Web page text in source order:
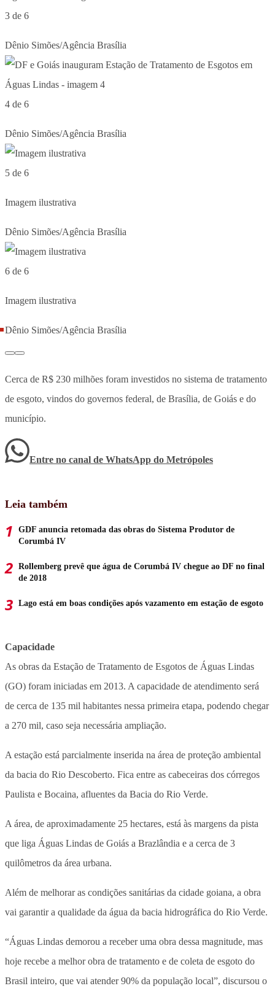
3 de 6
Dênio Simões/Agência Brasília
4 de 6
Dênio Simões/Agência Brasília
5 de 6
Imagem ilustrativa
Dênio Simões/Agência Brasília
6 de 6
Imagem ilustrativa
Dênio Simões/Agência Brasília
Cerca de R$ 230 milhões foram investidos no sistema de tratamento
de esgoto, vindos do governos federal, de Brasília, de Goiás e do
município.
Entre no canal de WhatsApp do Metrópoles
Leia também
GDF anuncia retomada das obras do Sistema Produtor de
Corumbá IV
Rollemberg prevê que água de Corumbá IV chegue ao DF no final
de 2018
Lago está em boas condições após vazamento em estação de esgoto
Capacidade
As obras da Estação de Tratamento de Esgotos de Águas Lindas
(GO) foram iniciadas em 2013. A capacidade de atendimento será
de cerca de 135 mil habitantes nessa primeira etapa, podendo chegar
a 270 mil, caso seja necessária ampliação.
A estação está parcialmente inserida na área de proteção ambiental
da bacia do Rio Descoberto. Fica entre as cabeceiras dos córregos
Paulista e Bocaina, afluentes da Bacia do Rio Verde.
A área, de aproximadamente 25 hectares, está às margens da pista
que liga Águas Lindas de Goiás a Brazlândia e a cerca de 3
quilômetros da área urbana.
Além de melhorar as condições sanitárias da cidade goiana, a obra
vai garantir a qualidade da água da bacia hidrográfica do Rio Verde.
“Águas Lindas demorou a receber uma obra dessa magnitude, mas
hoje recebe a melhor obra de tratamento e de coleta de esgoto do
Brasil inteiro, que vai atender 90% da população local”, discursou o